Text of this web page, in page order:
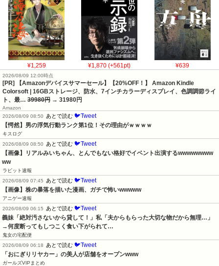
¥1,259 ¥1,870 (+561pt) ¥639
2026/08/09 12:00時点
[PR] 【Amazonデバイスサマーセール】【20%OFF！】 Amazon Kindle
Colorsoft | 16GBストレージ、防水、7インチカラーディスプレイ、色調調節ライ
ト、最… 39980円 → 31980円
Amazon
2026/08/09 08:50
あとで読む 🐦Tweet
【愕然】男の浮気行動ランク第1位！その理由がｗｗｗｗ
キスログ
2026/08/09 08:50
あとで読む 🐦Tweet
【画像】リアルみいちゃん、とんでもない格好でイベント出演するwwwwwwww
ww
ラビット速報
2026/08/09 07:45
あとで読む 🐦Tweet
【画像】株の暴落を描いた漫画、ガチで怖いwwwww
アニゲー速報
2026/08/09 06:15
あとで読む 🐦Tweet
義妹「絶対汚さないから貸して！」私「夫からもらった大切な物だから無理…」
→何度断ってもしつこく食い下がられて…
鬼女の宅配便
2026/08/09 06:18
あとで読む 🐦Tweet
「おにぎりリヤカー」の美人が店舗をオープンwww
ガールズVIPまとめ